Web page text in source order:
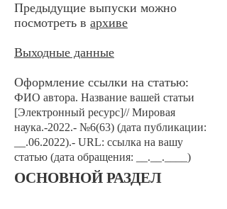
Предыдущие выпуски можно
посмотреть в архиве
Выходные данные
Оформление ссылки на статью:
ФИО автора. Название вашей статьи
[Электронный ресурс]// Мировая
наука.-2022.- №6(63) (дата публикации:
__.06.2022).- URL: ссылка на вашу
статью (дата обращения: __.__.____)
ОСНОВНОЙ РАЗДЕЛ